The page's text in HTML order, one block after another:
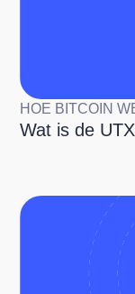
HOE BITCOIN
Wat is de